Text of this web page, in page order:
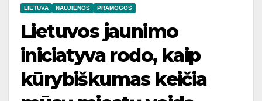
LIETUVA NAUJIENOS PRAMOGOS
Lietuvos jaunimo
iniciatyva rodo, kaip
kūrybiškumas keičia